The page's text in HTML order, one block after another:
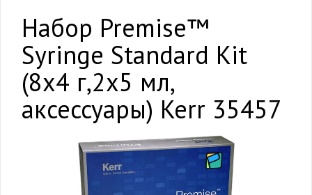
Набор Premise™
Syringe Standard Kit
(8х4 г,2х5 мл,
аксессуары) Kerr 35457